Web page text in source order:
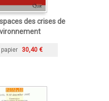
des crises de
30,40 €